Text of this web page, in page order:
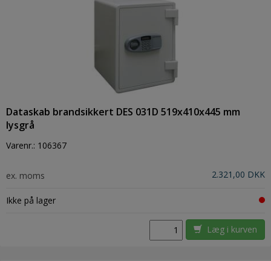
Dataskab brandsikkert DES 031D 519x410x445 mm
lysgrå
Varenr.: 106367
ex. moms 2.321,00 DKK
Ikke på lager
Læg i kurven